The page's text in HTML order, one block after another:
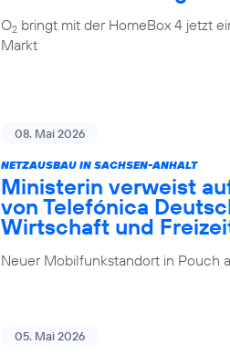
O2 bringt mit der HomeBox 4 jetzt
Markt
08. Mai 2026
NETZAUSBAU IN SACHSEN-ANHALT
Ministerin verweist
von Telefónica
Wirtschaft und
Neuer Mobilfunkstandort in Pouch
05. Mai 2026